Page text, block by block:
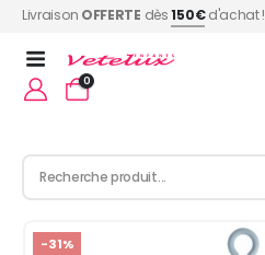
Livraison OFFERTE dès150€d'achat !
0
-31%